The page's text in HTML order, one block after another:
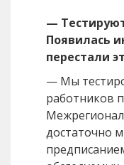
—
Появилась
перестали
— Мы
работников
достаточно